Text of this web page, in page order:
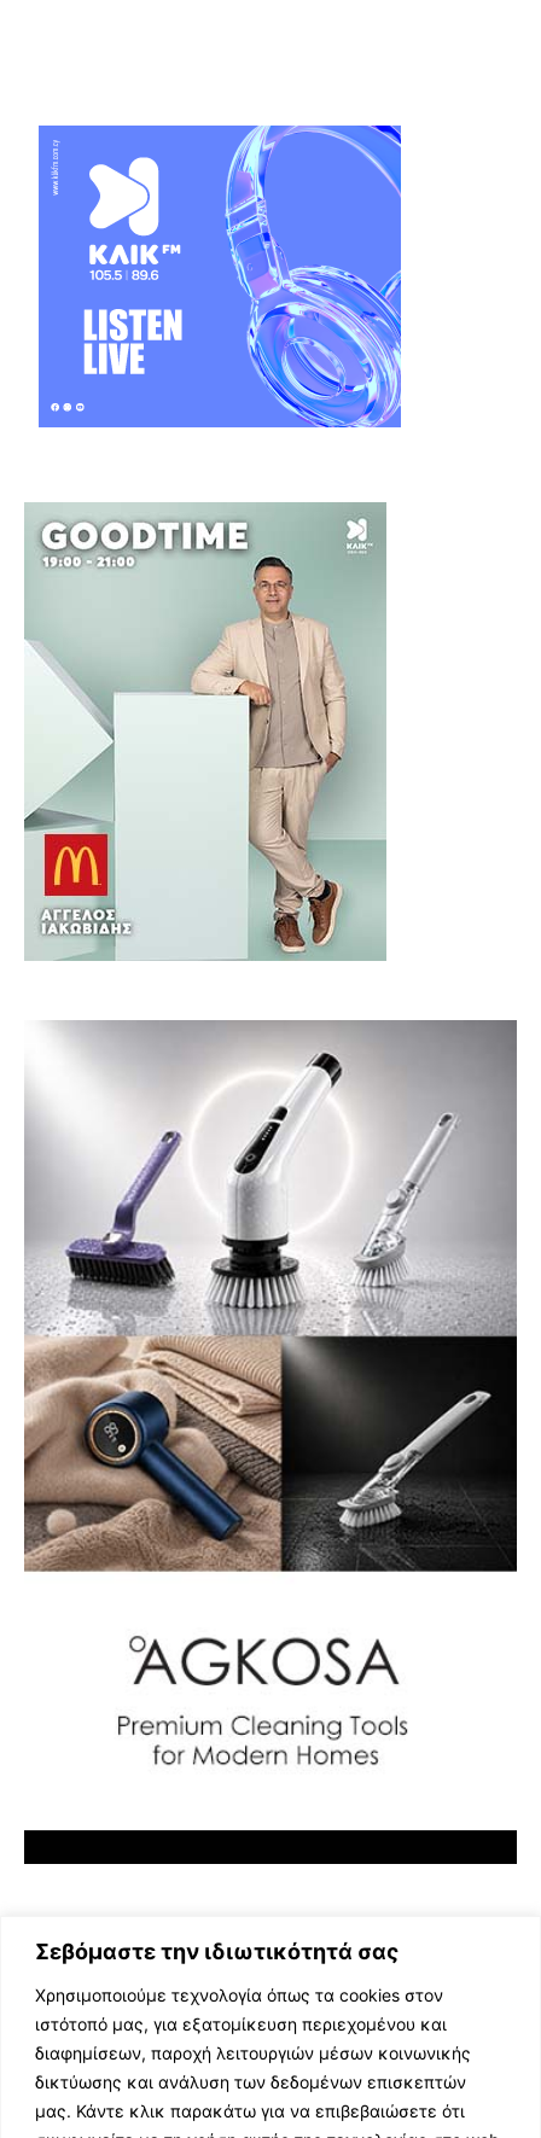
Σεβόμαστε την ιδιωτικότητά σας
Χρησιμοποιούμε τεχνολογία όπως τα cookies στον
ιστότοπό μας, για εξατομίκευση περιεχομένου και
διαφημίσεων, παροχή λειτουργιών μέσων κοινωνικής
δικτύωσης και ανάλυση των δεδομένων επισκεπτών
μας. Κάντε κλικ παρακάτω για να επιβεβαιώσετε ότι
ΕΛΛΗΝΙΚΗ ΜΟΥΣΙΚΗ
TV SHOWS
EVENTS